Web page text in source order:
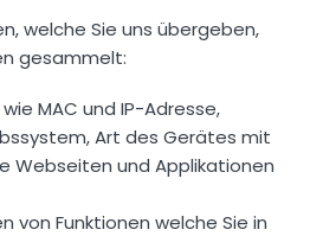
welche Sie uns übergeben,
gesammelt:
MAC und IP-Adresse,
Art des Gerätes mit
Webseiten und Applikationen
von Funktionen welche Sie in